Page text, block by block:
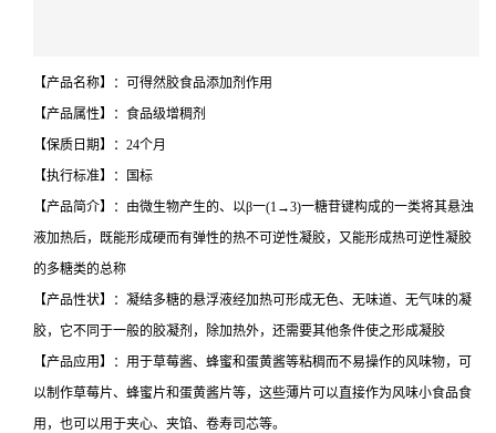
【产品名称】：可得然胶食品添加剂作用
【产品属性】：食品级增稠剂
【保质日期】：24个月
【执行标准】：国标
【产品简介】：由微生物产生的、以β一(1→3)一糖苷键构成的一类将其悬浊
液加热后，既能形成硬而有弹性的热不可逆性凝胶，又能形成热可逆性凝胶
的多糖类的总称
【产品性状】：凝结多糖的悬浮液经加热可形成无色、无味道、无气味的凝
胶，它不同于一般的胶凝剂，除加热外，还需要其他条件使之形成凝胶
【产品应用】：用于草莓酱、蜂蜜和蛋黄酱等粘稠而不易操作的风味物，可
以制作草莓片、蜂蜜片和蛋黄酱片等，这些薄片可以直接作为风味小食品食
用，也可以用于夹心、夹馅、卷寿司芯等。